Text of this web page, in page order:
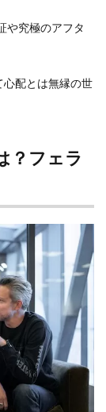
や究極のアフタ
心配とは無縁の世
？フェラ